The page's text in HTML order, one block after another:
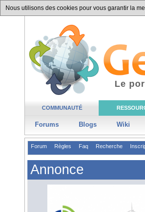
Nous utilisons des cookies pour vous garantir la
COMMUNAUTÉ
Forums Blogs Wiki
Le
Forum Règles Faq Recherche
Annonce